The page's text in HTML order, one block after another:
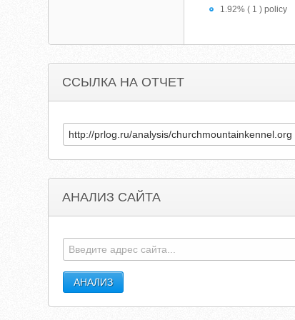
1.92% ( 1 ) policy
ССЫЛКА НА ОТЧЕТ
АНАЛИЗ САЙТА